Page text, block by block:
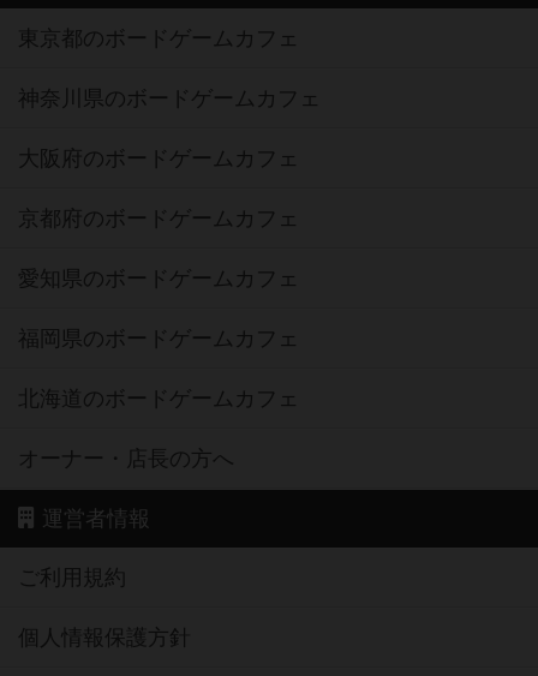
東京都のボードゲームカフェ
神奈川県のボードゲームカフェ
大阪府のボードゲームカフェ
京都府のボードゲームカフェ
愛知県のボードゲームカフェ
福岡県のボードゲームカフェ
北海道のボードゲームカフェ
オーナー・店長の方へ
運営者情報
ご利用規約
個人情報保護方針